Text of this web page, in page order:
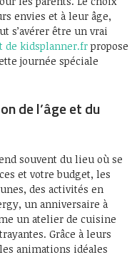
envies et à leur âge,
s’avérer être un vrai
de kidsplanner.frpropose
journée spéciale
de l’âge et du
souvent du lieu où se
et votre budget, les
des activités en
un anniversaire à
un atelier de cuisine
Grâce à leurs
animations idéales